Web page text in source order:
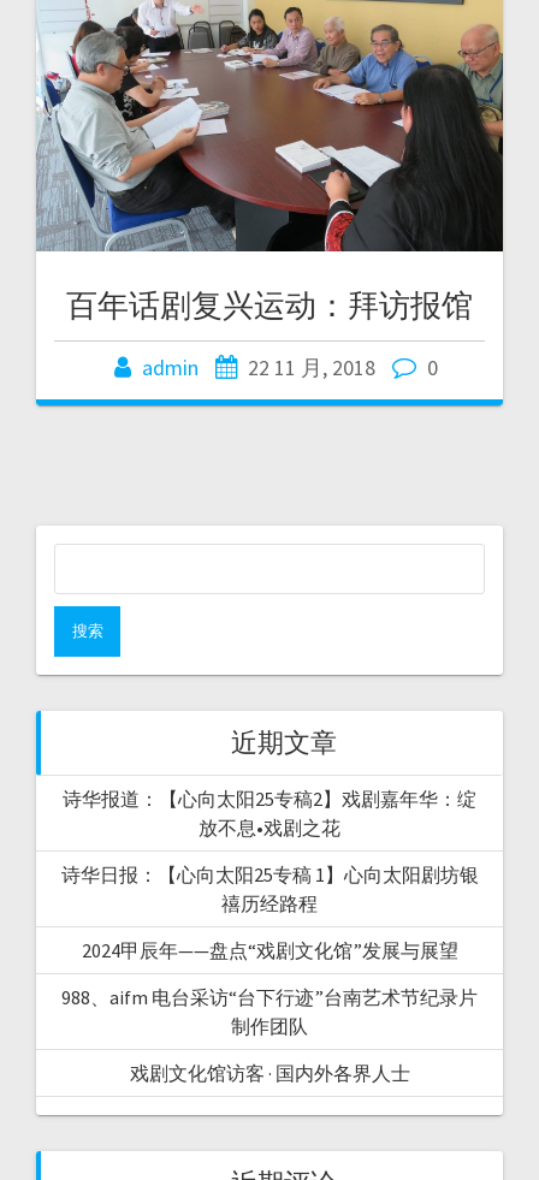
百年话剧复兴运动：拜访报馆
admin 22 11 月, 2018 0
近期文章
诗华报道：【心向太阳25专稿2】戏剧嘉年华：绽
放不息•戏剧之花
诗华日报：【心向太阳25专稿 1】心向太阳剧坊银
禧历经路程
2024甲辰年——盘点“戏剧文化馆”发展与展望
988、aifm 电台采访“台下行迹”台南艺术节纪录片
制作团队
戏剧文化馆访客 · 国内外各界人士